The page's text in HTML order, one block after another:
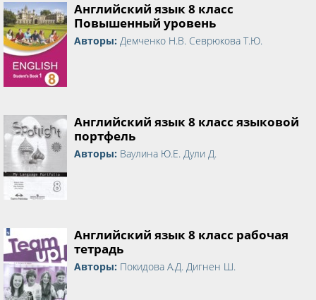
Английский язык 8 класс
Повышенный уровень
Авторы: Демченко Н.В. Севрюкова Т.Ю.
Английский язык 8 класс языковой
портфель
Авторы: Ваулина Ю.Е. Дули Д.
Английский язык 8 класс рабочая
тетрадь
Авторы: Покидова А.Д. Дигнен Ш.